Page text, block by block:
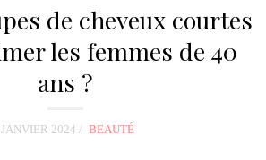
de cheveux courtes
les femmes de 40
ans ?
2024 BEAUTÉ